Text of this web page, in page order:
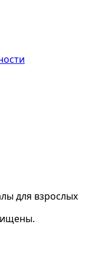
для взрослых